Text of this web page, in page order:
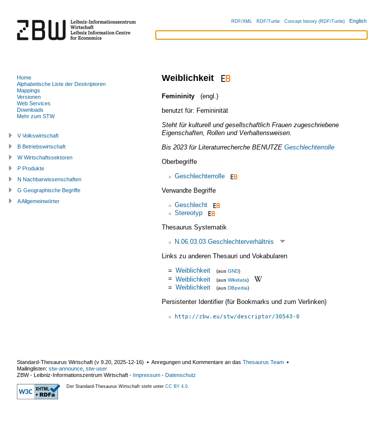
RDF/XML RDF/Turtle Concept history (RDF/Turtle) English
Weiblichkeit
Femininity
(engl.)
benutzt für: Femininität
Steht für kulturell und gesellschaftlich Frauen zugeschriebene
Eigenschaften, Rollen und Verhaltensweisen.
Bis 2023 für LiteraturrechercheBENUTZE Geschlechterrolle
Oberbegriffe
Geschlechterrolle
Verwandte Begriffe
Geschlecht
Stereotyp
Thesaurus Systematik
N.06.03.03 Geschlechterverhältnis
Links zu anderen Thesauri und Vokabularen
= Weiblichkeit (aus GND)
= Weiblichkeit (aus Wikidata)
= Weiblichkeit (aus DBpedia)
Persistenter Identifier (für Bookmarks und zum Verlinken)
http://zbw.eu/stw/descriptor/30543-0
Home
Alphabetische Liste der Deskriptoren
Mappings
Versionen
Web Services
Downloads
Mehr zum STW
V Volkswirtschaft
B Betriebswirtschaft
W Wirtschaftssektoren
P Produkte
N Nachbarwissenschaften
G Geographische Begriffe
A Allgemeinwörter
Standard-Thesaurus Wirtschaft (v 9.20 2025-12-16) ▪ Anregungen und Kommentare an das Thesaurus Team ▪
Mailinglisten: stw-announce stw-user
ZBW - Leibniz-Informationszentrum Wirtschaft - Impressum - Datenschutz
Der Standard-Thesaurus Wirtschaft steht unter CC BY 4.0